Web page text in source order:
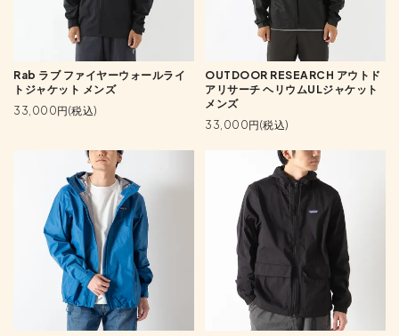
Rab ラブ ファイヤーウォールライ
トジャケット メンズ
33,000円(税込)
OUTDOOR RESEARCH アウトド
アリサーチ ヘリウムULジャケット
メンズ
33,000円(税込)